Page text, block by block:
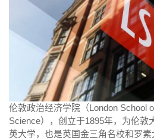
伦敦政治经济学院（London School
Science），创立于1895年，为伦敦
英大学，也是英国金三角名校和罗